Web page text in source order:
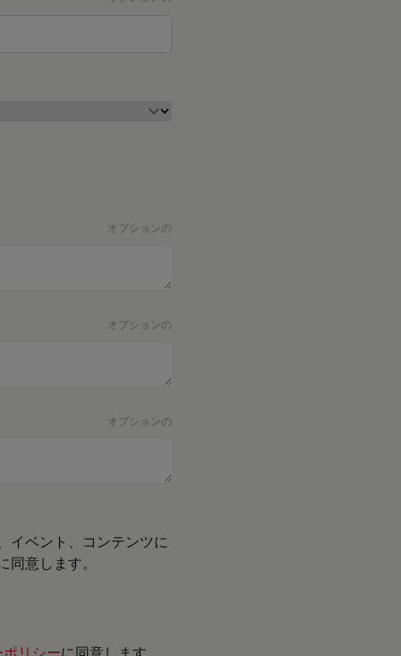
オプションの
オプションの
オプションの
イベント、コンテンツに
意します。
リシーに同意します。